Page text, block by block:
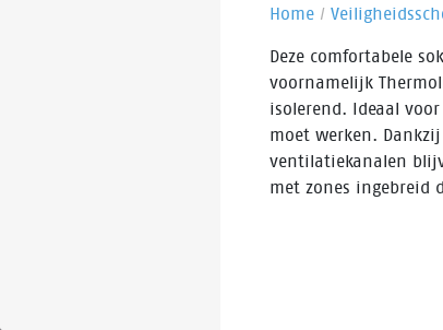
Home/
Deze comfortabele
voornamelijk
isolerend. Ideaal
moet werken.
ventilatiekanalen
met zones ingebreid